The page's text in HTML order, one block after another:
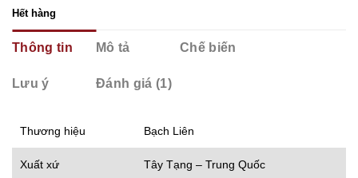
Hết hàng
Thông tin Mô tả Chế biến
Lưu ý Đánh giá (1)
Thương hiệu Bạch Liên
Xuất xứ Tây Tạng – Trung Quốc